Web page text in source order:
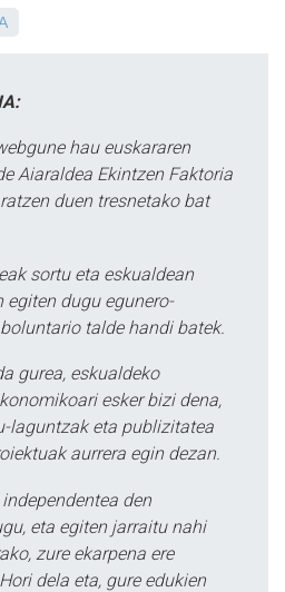
hau euskararen
Aiaraldea Ekintzen Faktoria
duen tresnetako bat
sortu eta eskualdean
dugu egunero-
talde handi batek.
gurea, eskualdeko
esker bizi dena,
laguntzak eta publizitatea
aurrera egin dezan.
den
eta egiten jarraitu nahi
zure ekarpena ere
dela eta, gure edukien